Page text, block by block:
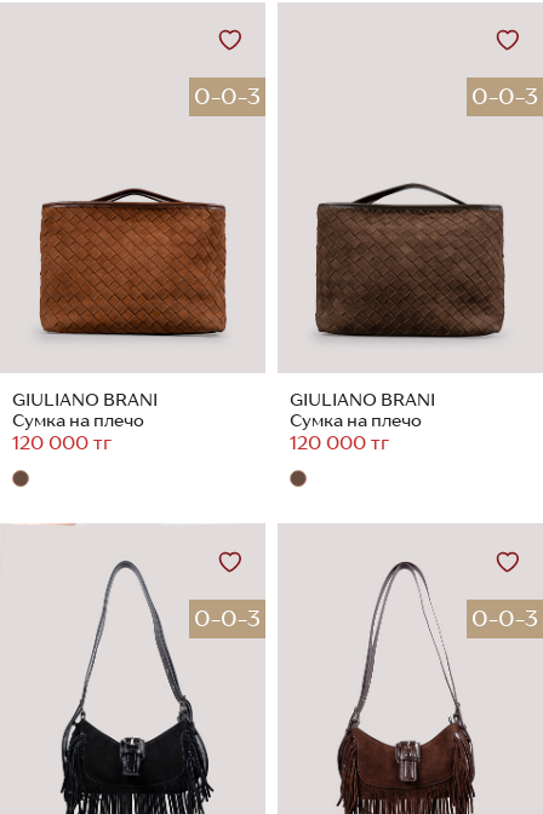
0-0-3
GIULIANO BRANI
Сумка на плечо
120 000 тг
0-0-3
GIULIANO BRANI
Сумка на плечо
120 000 тг
0-0-3 0-0-3